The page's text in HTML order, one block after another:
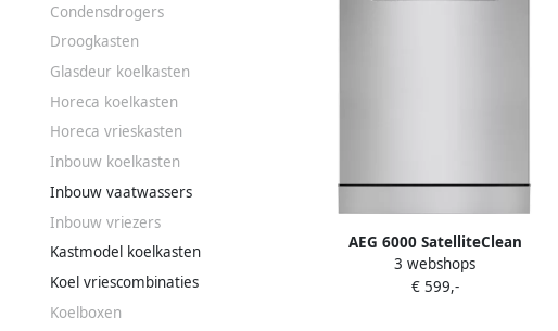
Condensdrogers
Droogkasten
Glasdeur koelkasten
Horeca koelkasten
Horeca vrieskasten
Inbouw koelkasten
Inbouw vaatwassers
Inbouw vriezers
Kastmodel koelkasten
Koel vriescombinaties
Koelboxen
AEG 6000 SatelliteClean
Vrijstaande vaatwasser
FFB74917ZM
3 webshops
€ 599,-